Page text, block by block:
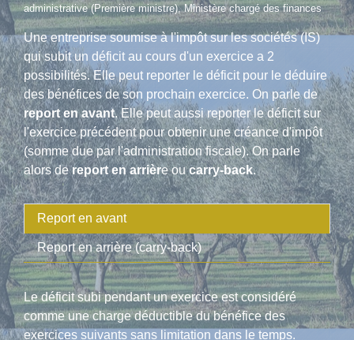
administrative (Première ministre), Ministère chargé des finances
Une entreprise soumise à l'impôt sur les sociétés (IS)
qui subit un déficit au cours d'un exercice a 2
possibilités. Elle peut reporter le déficit pour le déduire
des bénéfices de son prochain exercice. On parle de
report en avant. Elle peut aussi reporter le déficit sur
l'exercice précédent pour obtenir une créance d'impôt
(somme due par l'administration fiscale). On parle
alors dereport en arrière oucarry-back.
Report en avant
Report en arrière (carry-back)
Le déficit subi pendant un exercice est considéré
comme une charge déductible du bénéfice des
exercices suivants sans limitation dans le temps.